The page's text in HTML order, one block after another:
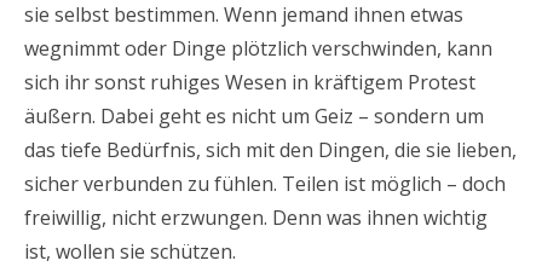
sie selbst bestimmen. Wenn jemand ihnen etwas
wegnimmt oder Dinge plötzlich verschwinden, kann
sich ihr sonst ruhiges Wesen in kräftigem Protest
äußern. Dabei geht es nicht um Geiz – sondern um
das tiefe Bedürfnis, sich mit den Dingen, die sie lieben,
sicher verbunden zu fühlen. Teilen ist möglich – doch
freiwillig, nicht erzwungen. Denn was ihnen wichtig
ist, wollen sie schützen.